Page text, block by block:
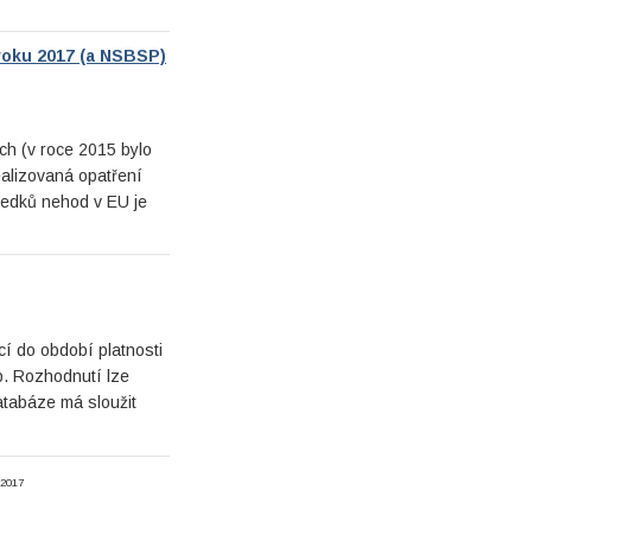
2017 (a NSBSP)
(v roce 2015 bylo
opatření
nehod v EU je
do období platnosti
Rozhodnutí lze
má sloužit